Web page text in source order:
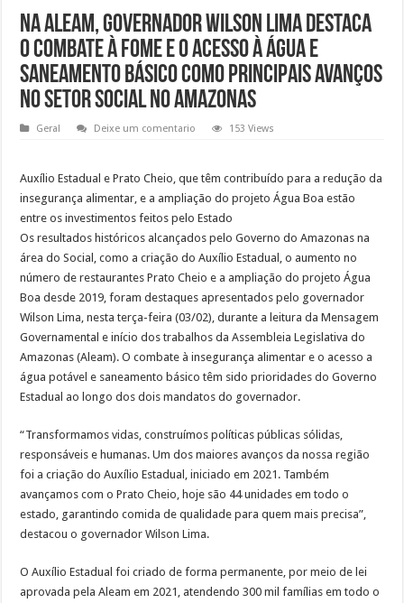
Na Aleam, governador Wilson Lima destaca
o combate à fome e o acesso à água e
saneamento básico como principais avanços
no setor social no Amazonas
Geral Deixe um comentario 153 Views
Auxílio Estadual e Prato Cheio, que têm contribuído para a redução da
insegurança alimentar, e a ampliação do projeto Água Boa estão
entre os investimentos feitos pelo Estado
Os resultados históricos alcançados pelo Governo do Amazonas na
área do Social, como a criação do Auxílio Estadual, o aumento no
número de restaurantes Prato Cheio e a ampliação do projeto Água
Boa desde 2019, foram destaques apresentados pelo governador
Wilson Lima, nesta terça-feira (03/02), durante a leitura da Mensagem
Governamental e início dos trabalhos da Assembleia Legislativa do
Amazonas (Aleam). O combate à insegurança alimentar e o acesso a
água potável e saneamento básico têm sido prioridades do Governo
Estadual ao longo dos dois mandatos do governador.
“Transformamos vidas, construímos políticas públicas sólidas,
responsáveis e humanas. Um dos maiores avanços da nossa região
foi a criação do Auxílio Estadual, iniciado em 2021. Também
avançamos com o Prato Cheio, hoje são 44 unidades em todo o
estado, garantindo comida de qualidade para quem mais precisa”,
destacou o governador Wilson Lima.
O Auxílio Estadual foi criado de forma permanente, por meio de lei
aprovada pela Aleam em 2021, atendendo 300 mil famílias em todo o